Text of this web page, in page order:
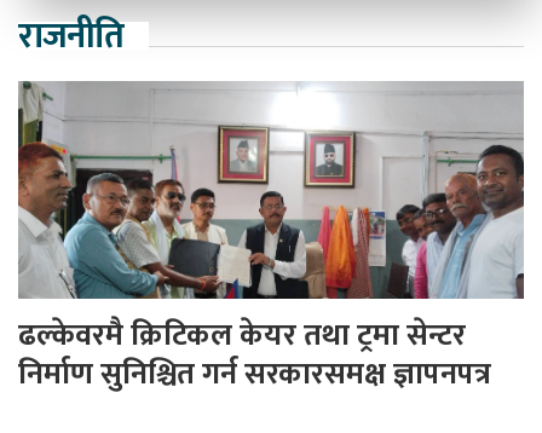
राजनीति
ढल्केवरमै क्रिटिकल केयर तथा ट्रमा सेन्टर
निर्माण सुनिश्चित गर्न सरकारसमक्ष ज्ञापनपत्र